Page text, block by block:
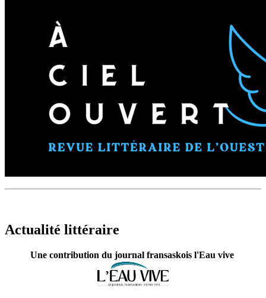
Actualité littéraire
Une contribution du journal fransaskois l'Eau vive